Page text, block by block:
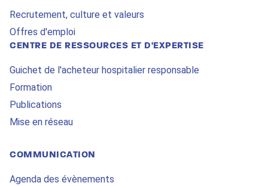
Recrutement, culture et valeurs
Offres d'emploi
CENTRE DE RESSOURCES ET D'EXPERTISE
Guichet de l'acheteur hospitalier responsable
Formation
Publications
Mise en réseau
COMMUNICATION
Agenda des évènements